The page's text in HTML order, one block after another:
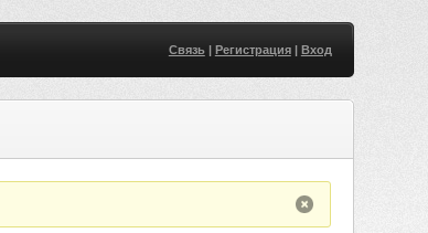
Связь| Регистрация| Вход